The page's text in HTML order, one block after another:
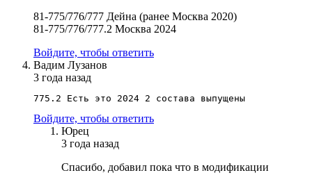
81-775/776/777 Дейна (ранее Москва 2020)
81-775/776/777.2 Москва 2024
Войдите, чтобы ответить
Вадим Лузанов
3 года назад
Войдите, чтобы ответить
Юрец
3 года назад
Спасибо, добавил пока что в модификации